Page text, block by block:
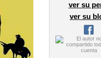
ver su
ver su